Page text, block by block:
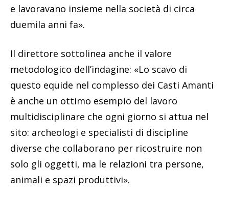
e lavoravano insieme nella società di circa
duemila anni fa».
Il direttore sottolinea anche il valore
metodologico dell’indagine: «Lo scavo di
questo equide nel complesso dei Casti Amanti
è anche un ottimo esempio del lavoro
multidisciplinare che ogni giorno si attua nel
sito: archeologi e specialisti di discipline
diverse che collaborano per ricostruire non
solo gli oggetti, ma le relazioni tra persone,
animali e spazi produttivi».